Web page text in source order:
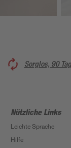
Sorglos, 90
Nützliche Links
Leichte Sprache
Hilfe